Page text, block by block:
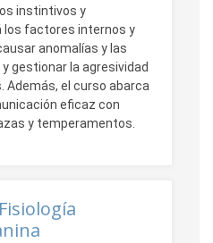
instintivos y
los factores internos y
anomalías y las
gestionar la agresividad
Además, el curso abarca
eficaz con
y temperamentos.